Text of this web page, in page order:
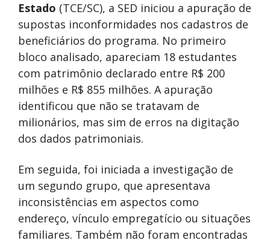
Estado (TCE/SC), a SED iniciou a apuração de
supostas inconformidades nos cadastros de
beneficiários do programa. No primeiro
bloco analisado, apareciam 18 estudantes
com patrimônio declarado entre R$ 200
milhões e R$ 855 milhões. A apuração
identificou que não se tratavam de
milionários, mas sim de erros na digitação
dos dados patrimoniais.
Em seguida, foi iniciada a investigação de
um segundo grupo, que apresentava
inconsistências em aspectos como
endereço, vínculo empregatício ou situações
familiares. Também não foram encontradas